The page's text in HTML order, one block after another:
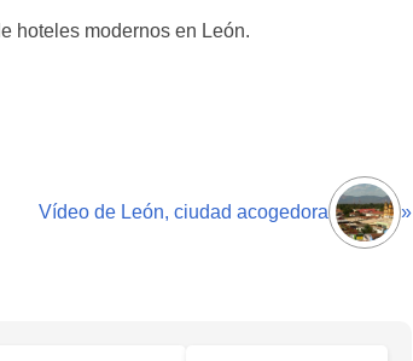
hoteles modernos en León.
Vídeo de León, ciudad acogedora »